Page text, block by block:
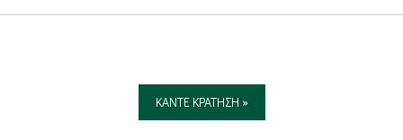
ΚΑΝΤΕ ΚΡΑΤΗΣΗ »